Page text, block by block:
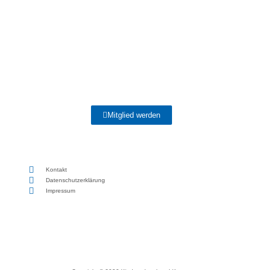
Mitglied werden
Kontakt
Datenschutzerklärung
Impressum